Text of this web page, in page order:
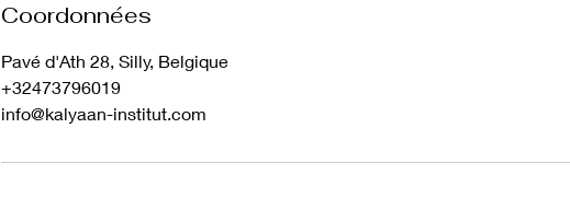
Coordonnées
Pavé d'Ath 28, Silly, Belgique
+32473796019
info@kalyaan-institut.com